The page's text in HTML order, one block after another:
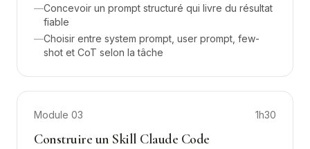
—Concevoir un prompt structuré qui livre du résultat
fiable
—Choisir entre system prompt, user prompt, few-
shot et CoT selon la tâche
Module 03 1h30
Construire un Skill Claude Code